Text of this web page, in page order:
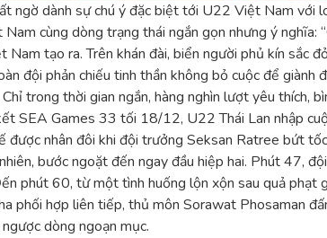
ngờ dành sự chú ý đặc biệt tới U22 Việt Nam với
cùng dòng trạng thái ngắn gọn nhưng ý nghĩa:
tạo ra. Trên khán đài, biển người phủ kín sắc
đội phản chiếu tinh thần không bỏ cuộc để
trong thời gian ngắn, hàng nghìn lượt yêu thích,
SEA Games 33 tối 18/12, U22 Thái Lan nhập
được nhân đôi khi đội trưởng Seksan Ratree bứt
bước ngoặt đến ngay đầu hiệp hai. Phút 47,
phút 60, từ một tình huống lộn xộn sau quả phạt
phối hợp liên tiếp, thủ môn Sorawat Phosaman
dòng ngoạn mục.